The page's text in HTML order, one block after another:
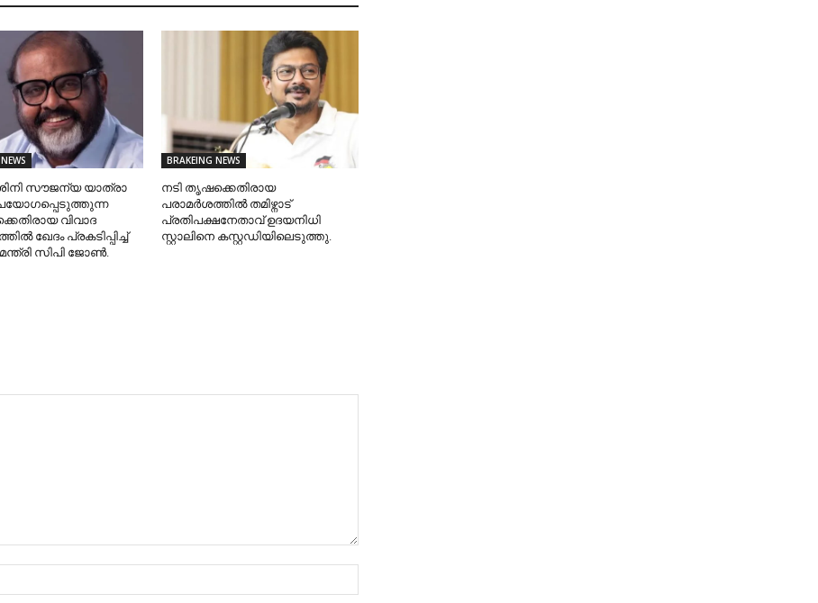
സൗജന്യ യാത്രാ
വിവാദ
ഖേദം പ്രകടിപ്പിച്ച്
സിപി ജോൺ.
BRAKEING NEWS
നടി തൃഷക്കെതിരായ
പരാമർശത്തിൽ തമിഴ്നാട്
പ്രതിപക്ഷനേതാവ് ഉദയനിധി
സ്റ്റാലിനെ കസ്റ്റഡിയിലെടുത്തു.